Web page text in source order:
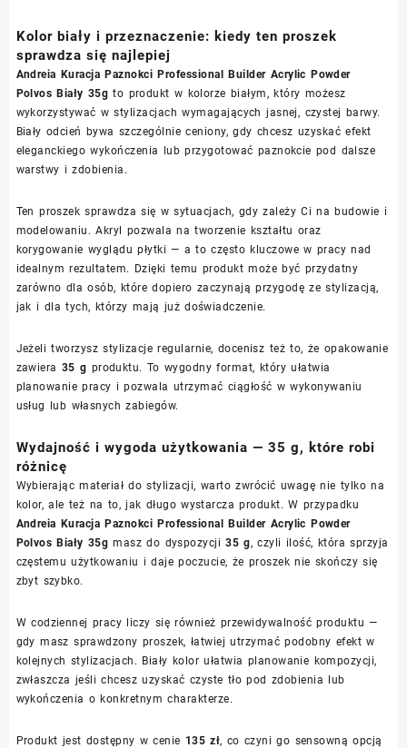
Kolor biały i przeznaczenie: kiedy ten proszek
sprawdza się najlepiej
Andreia Kuracja Paznokci Professional Builder Acrylic Powder
Polvos Biały 35g to produkt w kolorze białym, który możesz
wykorzystywać w stylizacjach wymagających jasnej, czystej barwy.
Biały odcień bywa szczególnie ceniony, gdy chcesz uzyskać efekt
eleganckiego wykończenia lub przygotować paznokcie pod dalsze
warstwy i zdobienia.
Ten proszek sprawdza się w sytuacjach, gdy zależy Ci na budowie i
modelowaniu. Akryl pozwala na tworzenie kształtu oraz
korygowanie wyglądu płytki — a to często kluczowe w pracy nad
idealnym rezultatem. Dzięki temu produkt może być przydatny
zarówno dla osób, które dopiero zaczynają przygodę ze stylizacją,
jak i dla tych, którzy mają już doświadczenie.
Jeżeli tworzysz stylizacje regularnie, docenisz też to, że opakowanie
zawiera 35 g produktu. To wygodny format, który ułatwia
planowanie pracy i pozwala utrzymać ciągłość w wykonywaniu
usług lub własnych zabiegów.
Wydajność i wygoda użytkowania — 35 g, które robi
różnicę
Wybierając materiał do stylizacji, warto zwrócić uwagę nie tylko na
kolor, ale też na to, jak długo wystarcza produkt. W przypadku
Andreia Kuracja Paznokci Professional Builder Acrylic Powder
Polvos Biały 35g masz do dyspozycji35 g, czyli ilość, która sprzyja
częstemu użytkowaniu i daje poczucie, że proszek nie skończy się
zbyt szybko.
W codziennej pracy liczy się również przewidywalność produktu —
gdy masz sprawdzony proszek, łatwiej utrzymać podobny efekt w
kolejnych stylizacjach. Biały kolor ułatwia planowanie kompozycji,
zwłaszcza jeśli chcesz uzyskać czyste tło pod zdobienia lub
wykończenia o konkretnym charakterze.
Produkt jest dostępny w cenie 135 zł, co czyni go sensowną opcją